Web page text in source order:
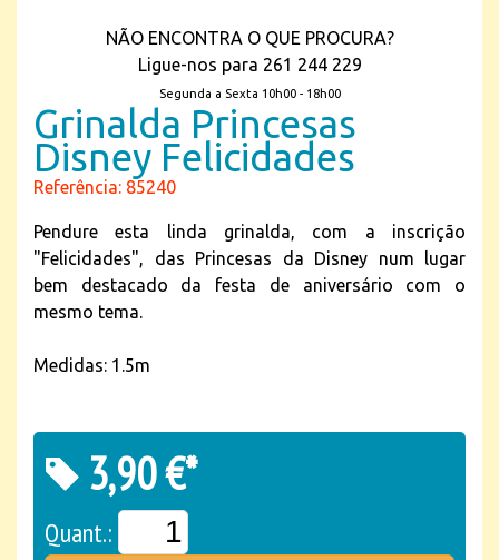
NÃO ENCONTRA O QUE PROCURA?
Ligue-nos para 261 244 229
Segunda a Sexta 10h00 - 18h00
Grinalda Princesas
Disney Felicidades
Referência: 85240
Pendure esta linda grinalda, com a inscrição
"Felicidades", das Princesas da Disney num lugar
bem destacado da festa de aniversário com o
mesmo tema.
Medidas: 1.5m
3,90 €*
Quant.: